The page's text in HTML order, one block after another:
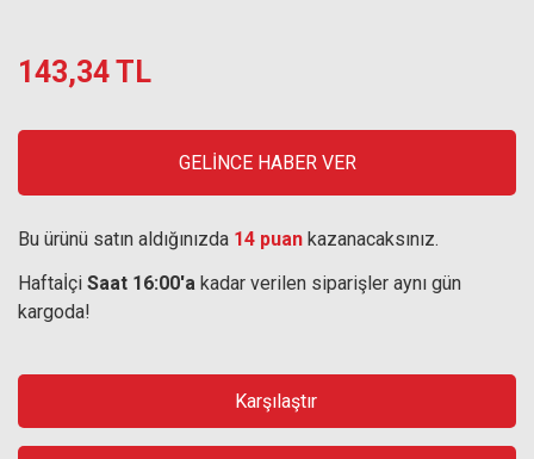
143,34 TL
GELİNCE HABER VER
Bu ürünü satın aldığınızda 14 puan kazanacaksınız.
Haftaİçi Saat 16:00'a kadar verilen siparişler aynı gün
kargoda!
Karşılaştır